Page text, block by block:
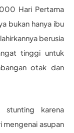
Hari Pertama
bukan hanya ibu
berusia
tinggi untuk
otak dan
stunting karena
mengenai asupan